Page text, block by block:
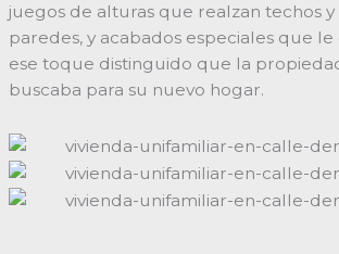
juegos de alturas que realzan techos y
paredes, y acabados especiales que le
ese toque distinguido que la
buscaba para su nuevo hogar.